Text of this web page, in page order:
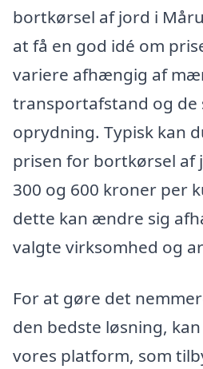
bortkørsel af jord i
at få en god idé om
variere afhængig af
transportafstand og de
oprydning. Typisk kan
prisen for bortkørsel af
300 og 600 kroner per
dette kan ændre sig
valgte virksomhed og
For at gøre det
den bedste løsning,
vores platform, som